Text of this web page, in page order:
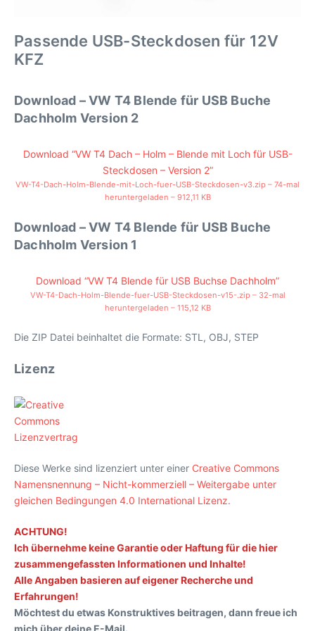
Passende USB-Steckdosen für 12V
KFZ
Download – VW T4 Blende für USB Buche
Dachholm Version 2
Download “VW T4 Dach – Holm – Blende mit Loch für USB-
Steckdosen – Version 2”
VW-T4-Dach-Holm-Blende-mit-Loch-fuer-USB-Steckdosen-v3.zip – 74-mal
heruntergeladen – 912,11 KB
Download – VW T4 Blende für USB Buche
Dachholm Version 1
Download “VW T4 Blende für USB Buchse Dachholm”
VW-T4-Dach-Holm-Blende-fuer-USB-Steckdosen-v15-.zip – 32-mal
heruntergeladen – 115,12 KB
Die ZIP Datei beinhaltet die Formate: STL, OBJ, STEP
Lizenz
Diese Werke sind lizenziert unter einer Creative Commons
Namensnennung – Nicht-kommerziell – Weitergabe unter
gleichen Bedingungen 4.0 International Lizenz.
ACHTUNG!
Ich übernehme keine Garantie oder Haftung für die hier
zusammengefassten Informationen und Inhalte!
Alle Angaben basieren auf eigener Recherche und
Erfahrungen!
Möchtest du etwas Konstruktives beitragen, dann freue ich
mich über deine E-Mail.